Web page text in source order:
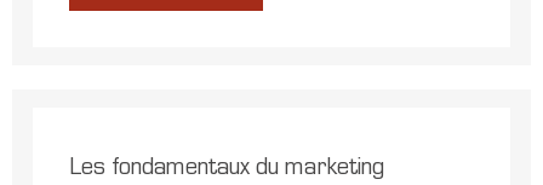
Les fondamentaux du marketing